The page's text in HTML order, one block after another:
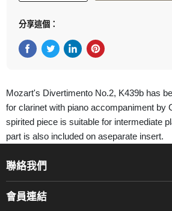
分享這個：
Mozart's Divertimento No.2, K439b has
for clarinet with piano accompaniment by
spirited piece is suitable for intermediate
part is also included on aseparate insert.
聯絡我們
會員連結